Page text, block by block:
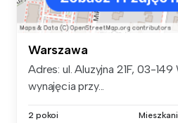
Warszawa
Adres: ul. Aluzyjna 21F, 03-
wynajęcia przy...
2 pokoi